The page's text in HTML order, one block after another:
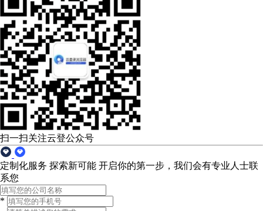
扫一扫关注云登公众号
定制化服务 探索新可能 开启你的第一步，我们会有专业人士联
系您
*